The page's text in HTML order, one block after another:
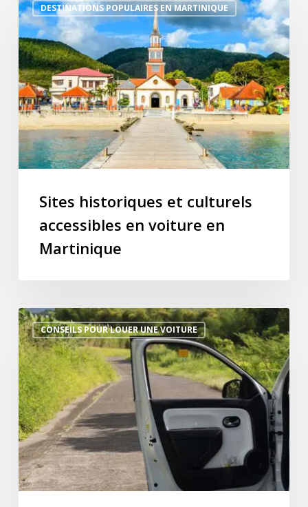
DESTINATIONS POPULAIRES EN MARTINIQUE
historiques
et
culturels
accessibles
en
voiture
en
Martinique
Sites historiques et culturels
accessibles en voiture en
Martinique
CONSEILS POUR LOUER UNE VOITURE
Comment
éviter
les
arnaques
de
location
de
voiture
?